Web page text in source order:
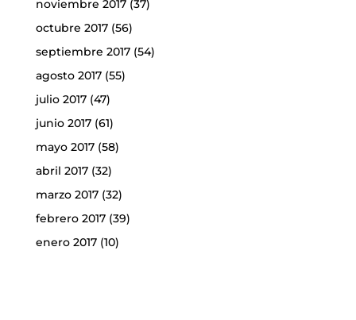
noviembre 2017(37)
octubre 2017(56)
septiembre 2017(54)
agosto 2017(55)
julio 2017(47)
junio 2017(61)
mayo 2017(58)
abril 2017(32)
marzo 2017(32)
febrero 2017(39)
enero 2017(10)